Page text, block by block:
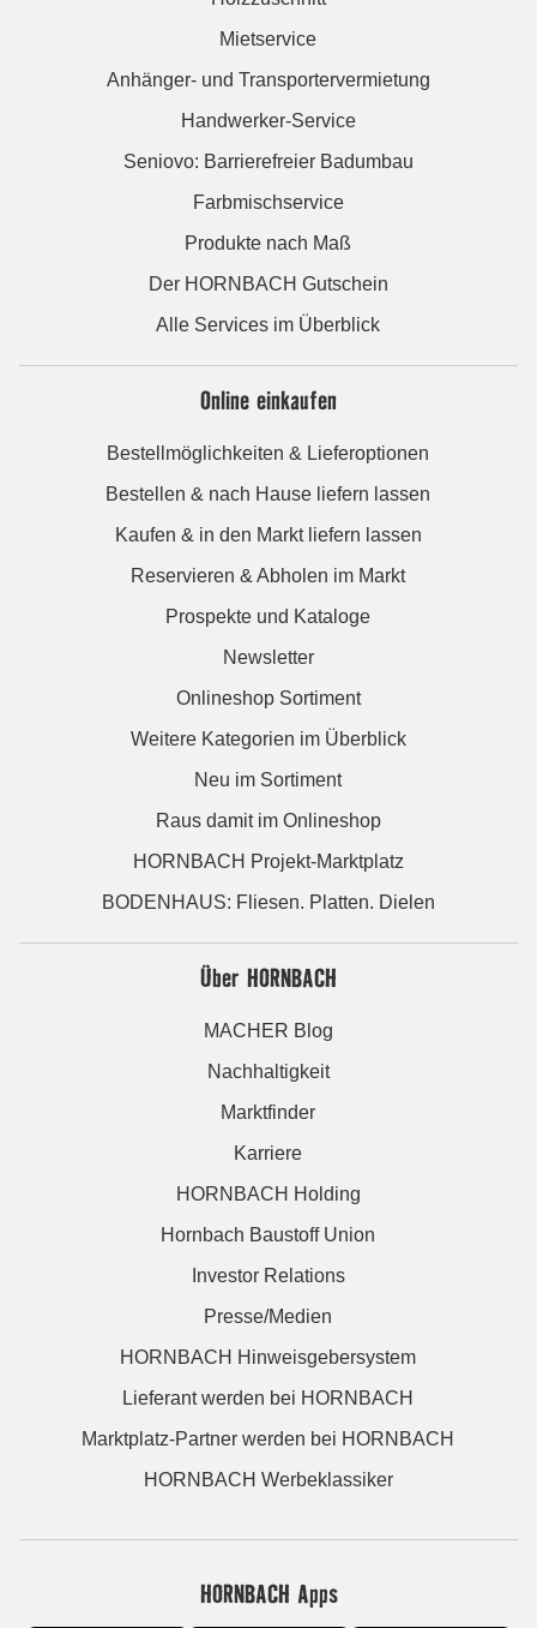
Mietservice
Anhänger- und Transportervermietung
Handwerker-Service
Seniovo: Barrierefreier Badumbau
Farbmischservice
Produkte nach Maß
Der HORNBACH Gutschein
Alle Services im Überblick
Online einkaufen
Bestellmöglichkeiten & Lieferoptionen
Bestellen & nach Hause liefern lassen
Kaufen & in den Markt liefern lassen
Reservieren & Abholen im Markt
Prospekte und Kataloge
Newsletter
Onlineshop Sortiment
Weitere Kategorien im Überblick
Neu im Sortiment
Raus damit im Onlineshop
HORNBACH Projekt-Marktplatz
BODENHAUS: Fliesen. Platten. Dielen
Über HORNBACH
MACHER Blog
Nachhaltigkeit
Marktfinder
Karriere
HORNBACH Holding
Hornbach Baustoff Union
Investor Relations
Presse/Medien
HORNBACH Hinweisgebersystem
Lieferant werden bei HORNBACH
Marktplatz-Partner werden bei HORNBACH
HORNBACH Werbeklassiker
HORNBACH Apps